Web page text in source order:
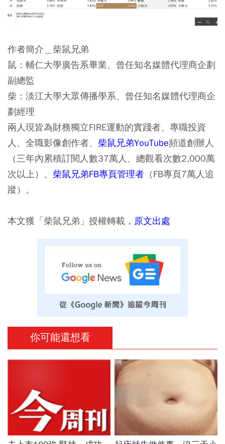
作者簡介＿柴鼠兄弟
鼠：輔仁大學廣告系畢業、曾任知名媒體代理商企劃
副總監
柴：淡江大學大眾傳播學系、曾任知名媒體代理商企
劃經理
兩人現皆為財務獨立FIRE運動的實踐者、專職投資
人、全職影像創作者、 柴鼠兄弟YouTube頻道創辦人
（三年內累積訂閱人數37萬人、總觀看次數2,000萬
次以上）、 柴鼠兄弟FB專頁管理者 （FB專頁7萬人追
蹤）。
本文獲「柴鼠兄弟」授權轉載， 原文出處
你可能還想看
PR